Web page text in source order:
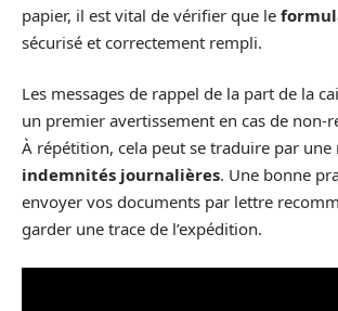
papier, il est vital de vérifier que le
sécurisé et correctement rempli.
Les messages de rappel de la part de la
un premier avertissement en cas de non-
À répétition, cela peut se traduire par une
indemnités journalières. Une bonne
envoyer vos documents par lettre
garder une trace de l’expédition.